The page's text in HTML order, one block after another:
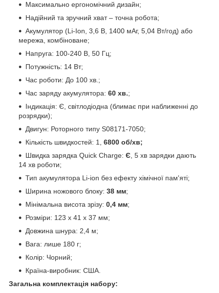
Максимально ергономічний дизайн;
Надійний та зручний хват – точна робота;
Акумулятор (Li-Ion, 3,6 В, 1400 мАг, 5,04 Вт/год) або
мережа, комбіноване;
Напруга: 100-240 В, 50 Гц;
Потужність: 14 Вт;
Час роботи: До 100 хв.;
Час заряду акумулятора: 60 хв.;
Індикація: Є, світлодіодна (блимає при наближенні до
розрядки);
Двигун: Роторного типу S08171-7050;
Кількість швидкостей: 1, 6800 об/хв;
Швидка зарядка Quick Charge: Є , 5 хв зарядки дають
14 хв роботи;
Тип акумулятора Li-ion без ефекту хімічної пам'яті;
Ширина ножового блоку: 38 мм;
Мінімальна висота зрізу: 0,4 мм;
Розміри: 123 x 41 x 37 мм;
Довжина шнура: 2,4 м;
Вага: лише 180 г;
Колір: Чорний;
Країна-виробник: США.
Загальна комплектація набору: